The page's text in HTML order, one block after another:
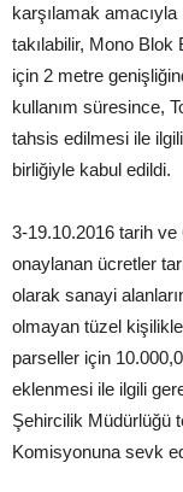
karşılamak
takılabilir, Mono Blok
için 2 metre
kullanım süresince,
tahsis edilmesi ile
birliğiyle kabul edildi.
3-19.10.2016 tarih ve
onaylanan ücretler
olarak sanayi
olmayan tüzel
parseller için
eklenmesi ile ilgili
Şehircilik Müdürlüğü
Komisyonuna sevk